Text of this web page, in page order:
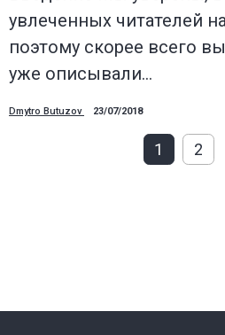
увлеченных читателей
поэтому скорее всего
уже описывали…
Dmytro Butuzov 23/07/2018
1 2